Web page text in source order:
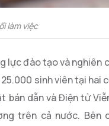
làm việc
lực đào tạo và
sinh viên tại hai
bán dẫn và Điện tử
trên cả nước. Bên